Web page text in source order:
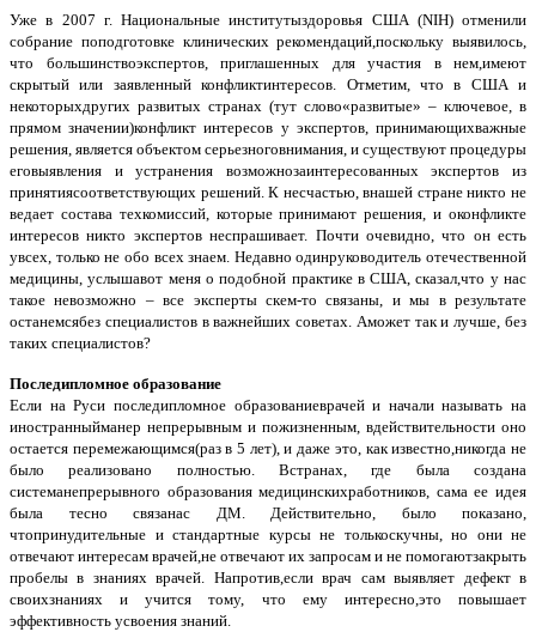
Уже в 2007 г. Национальные институтыздоровья США (NIH) отменили
собрание поподготовке клинических рекомендаций,поскольку выявилось,
что большинствоэкспертов, приглашенных для участия в нем,имеют
скрытый или заявленный конфликтинтересов. Отметим, что в США и
некоторыхдругих развитых странах (тут слово«развитые» – ключевое, в
прямом значении)конфликт интересов у экспертов, принимающихважные
решения, является объектом серьезноговнимания, и существуют процедуры
еговыявления и устранения возможнозаинтересованных экспертов из
принятиясоответствующих решений. К несчастью, внашей стране никто не
ведает состава техкомиссий, которые принимают решения, и оконфликте
интересов никто экспертов неспрашивает. Почти очевидно, что он есть
увсех, только не обо всех знаем. Недавно одинруководитель отечественной
медицины, услышавот меня о подобной практике в США, сказал,что у нас
такое невозможно – все эксперты скем-то связаны, и мы в результате
останемсябез специалистов в важнейших советах. Аможет так и лучше, без
таких специалистов?
Последипломное образование
Если на Руси последипломное образованиеврачей и начали называть на
иностранныйманер непрерывным и пожизненным, вдействительности оно
остается перемежающимся(раз в 5 лет), и даже это, как известно,никогда не
было реализовано полностью. Встранах, где была создана
системанепрерывного образования медицинскихработников, сама ее идея
была тесно связанас ДМ. Действительно, было показано,
чтопринудительные и стандартные курсы не толькоскучны, но они не
отвечают интересам врачей,не отвечают их запросам и не помогаютзакрыть
пробелы в знаниях врачей. Напротив,если врач сам выявляет дефект в
своихзнаниях и учится тому, что ему интересно,это повышает
эффективность усвоения знаний.